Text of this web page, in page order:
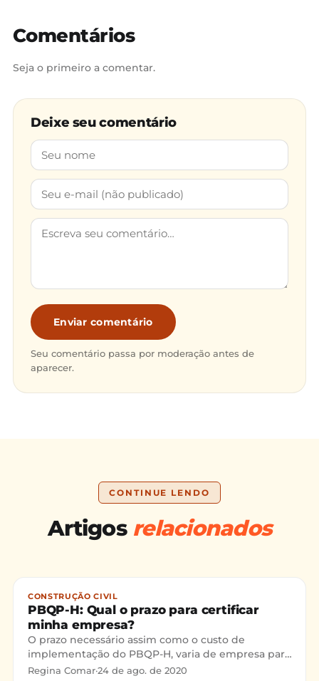
Comentários
Seja o primeiro a comentar.
Deixe seu comentário
Enviar comentário
Seu comentário passa por moderação antes de
aparecer.
CONTINUE LENDO
Artigos relacionados
CONSTRUÇÃO CIVIL
PBQP-H: Qual o prazo para certificar
minha empresa?
O prazo necessário assim como o custo de
implementação do PBQP-H, varia de empresa para
empresa. Mas uma coisa é decisiva e difere os
Regina Comar·24 de ago. de 2020